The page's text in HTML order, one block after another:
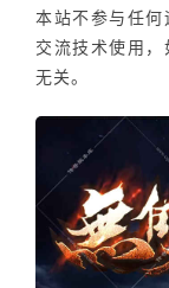
本站不参与任何
交流技术使用
无关。